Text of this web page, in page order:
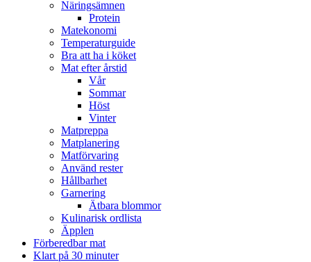
Näringsämnen
Protein
Matekonomi
Temperaturguide
Bra att ha i köket
Mat efter årstid
Vår
Sommar
Höst
Vinter
Matpreppa
Matplanering
Matförvaring
Använd rester
Hållbarhet
Garnering
Ätbara blommor
Kulinarisk ordlista
Äpplen
Förberedbar mat
Klart på 30 minuter